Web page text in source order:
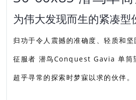
为伟大发现而生的紧凑型
归功于令人震撼的准确度、轻质和
征服者 潜鸟Conquest Gavia 单筒
超乎寻常的探索时梦寐以求的伙伴。